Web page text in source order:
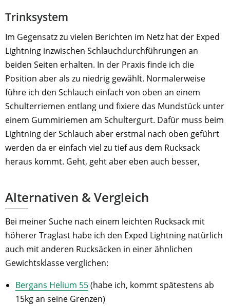
Trinksystem
Im Gegensatz zu vielen Berichten im Netz hat der Exped
Lightning inzwischen Schlauchdurchführungen an
beiden Seiten erhalten. In der Praxis finde ich die
Position aber als zu niedrig gewählt. Normalerweise
führe ich den Schlauch einfach von oben an einem
Schulterriemen entlang und fixiere das Mundstück unter
einem Gummiriemen am Schultergurt. Dafür muss beim
Lightning der Schlauch aber erstmal nach oben geführt
werden da er einfach viel zu tief aus dem Rucksack
heraus kommt. Geht, geht aber eben auch besser,
Alternativen & Vergleich
Bei meiner Suche nach einem leichten Rucksack mit
höherer Traglast habe ich den Exped Lightning natürlich
auch mit anderen Rucksäcken in einer ähnlichen
Gewichtsklasse verglichen:
Bergans Helium 55(habe ich, kommt spätestens ab
15kg an seine Grenzen)